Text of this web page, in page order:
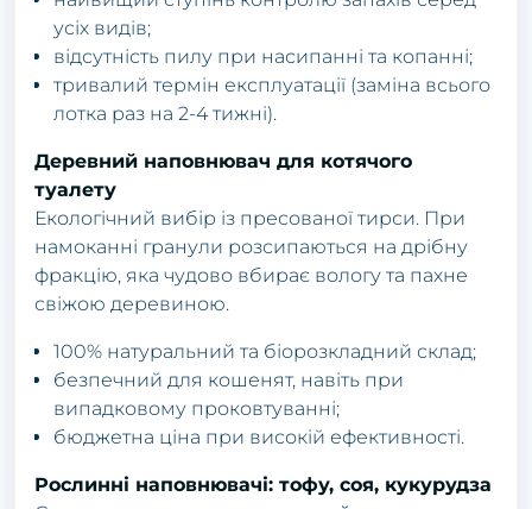
усіх видів;
відсутність пилу при насипанні та копанні;
тривалий термін експлуатації (заміна всього
лотка раз на 2-4 тижні).
Деревний наповнювач для котячого
туалету
Екологічний вибір із пресованої тирси. При
намоканні гранули розсипаються на дрібну
фракцію, яка чудово вбирає вологу та пахне
свіжою деревиною.
100% натуральний та біорозкладний склад;
безпечний для кошенят, навіть при
випадковому проковтуванні;
бюджетна ціна при високій ефективності.
Рослинні наповнювачі: тофу, соя, кукурудза